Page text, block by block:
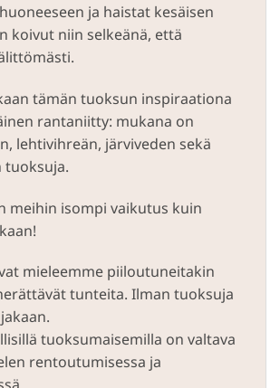
ja haistat kesäisen
koivut niin selkeänä, että
tämän tuoksun inspiraationa
rantaniitty: mukana on
lehtivihreän, järviveden sekä
tuoksuja.
meihin isompi vaikutus kuin
mieleemme piiloutuneitakin
tunteita. Ilman tuoksuja
tuoksumaisemilla on valtava
rentoutumisessa ja